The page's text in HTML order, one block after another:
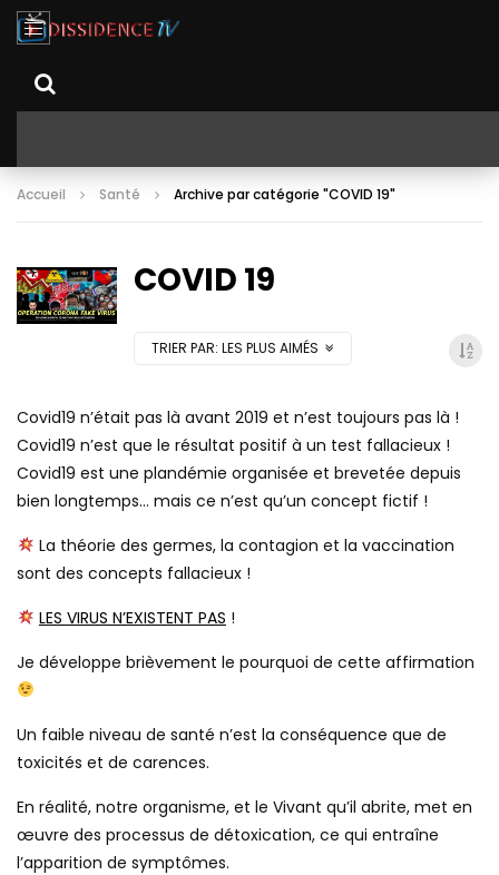
Accueil Santé Archive par catégorie "COVID 19"
COVID 19
TRIER PAR: LES PLUS AIMÉS
Covid19 n’était pas là avant 2019 et n’est toujours pas là !
Covid19 n’est que le résultat positif à un test fallacieux !
Covid19 est une plandémie organisée et brevetée depuis
bien longtemps… mais ce n’est qu’un concept fictif !
La théorie des germes, la contagion et la vaccination
sont des concepts fallacieux !
LES VIRUS N’EXISTENT PAS !
Je développe brièvement le pourquoi de cette affirmation
Un faible niveau de santé n’est la conséquence que de
toxicités et de carences.
En réalité, notre organisme, et le Vivant qu’il abrite, met en
œuvre des processus de détoxication, ce qui entraîne
l’apparition de symptômes.